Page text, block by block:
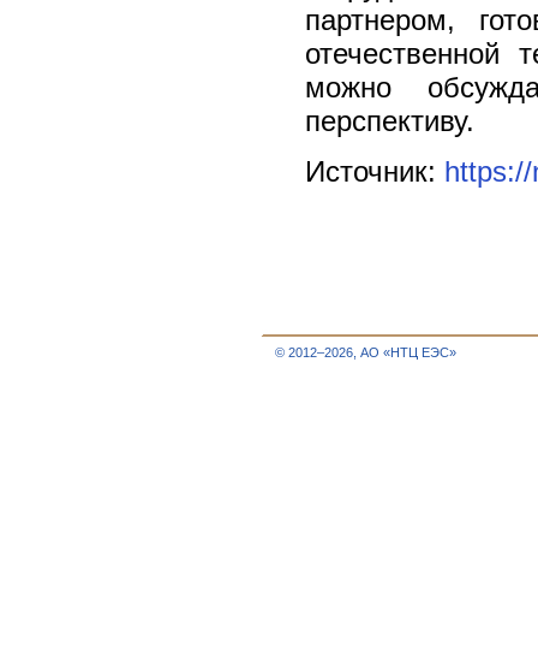
партнером,
отечественной
можно
перспективу.
Источник:
© 2012–2026, АО «НТЦ ЕЭС»